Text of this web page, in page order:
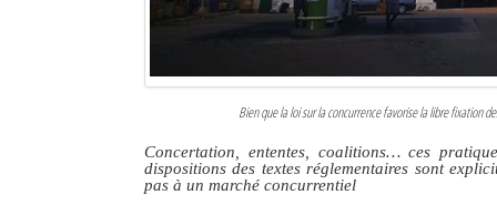
Bien que la loi sur la concurrence favorise la libre fixation
Concertation, ententes, coalitions… ces
dispositions des textes réglementaires sont
pas à un marché concurrentiel